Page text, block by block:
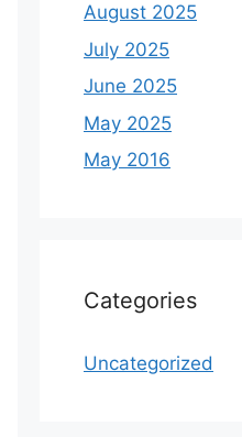
August 2025
July 2025
June 2025
May 2025
May 2016
Categories
Uncategorized